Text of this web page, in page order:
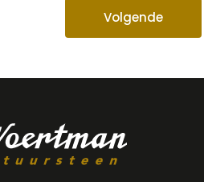
Volgende